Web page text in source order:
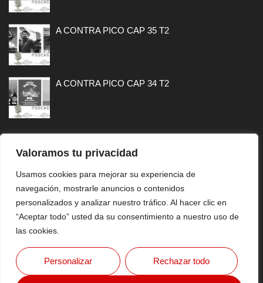
Valoramos tu privacidad
Usamos cookies para mejorar su experiencia de
navegación, mostrarle anuncios o contenidos
personalizados y analizar nuestro tráfico. Al hacer clic en
“Aceptar todo” usted da su consentimiento a nuestro uso de
las cookies.
Personalizar Rechazar todo
A CONTRA PICO CAP 35 T2
A CONTRA PICO CAP 34 T2
CONTACTO
AVISO LEGAL
Copyright © 2026 FlashSurfing Magazine By MTH VISUAL
SPORT